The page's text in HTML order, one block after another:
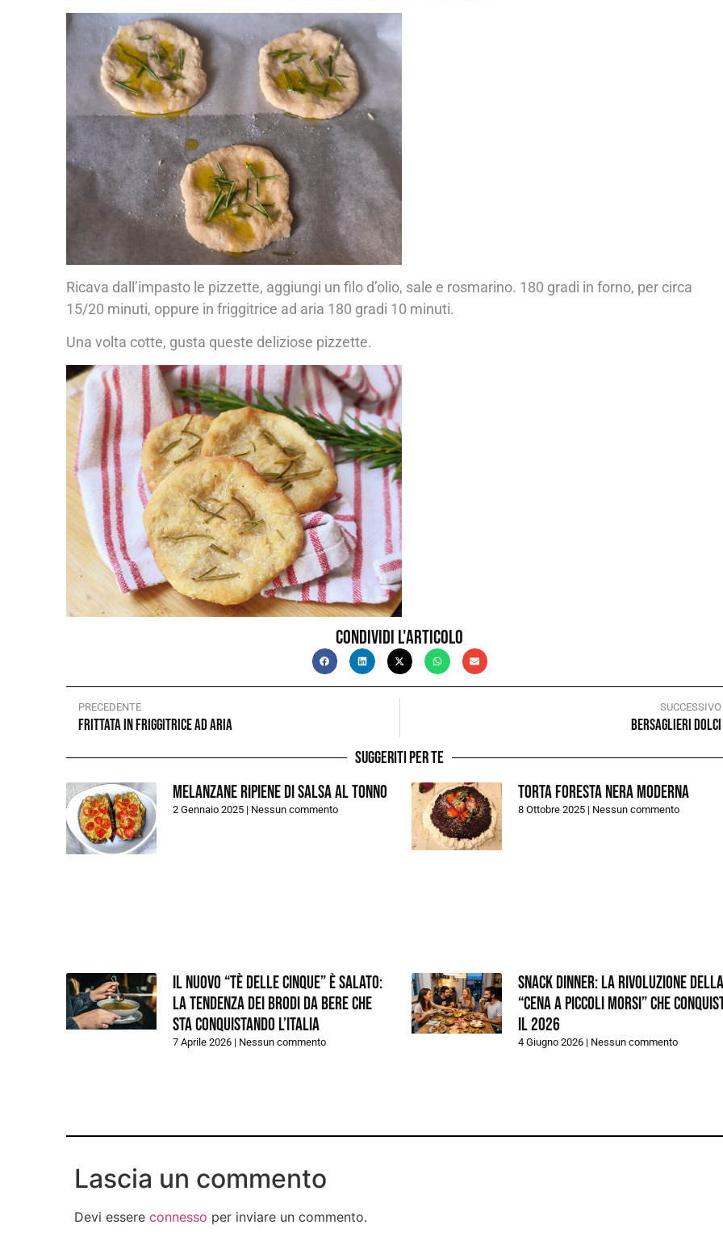
Ricava dall’impasto le pizzette, aggiungi un filo d’olio, sale e rosmarino. 180 gradi in forno, per circa
15/20 minuti, oppure in friggitrice ad aria 180 gradi 10 minuti.
Una volta cotte, gusta queste deliziose pizzette.
Condividi l'articolo
PRECEDENTE
Frittata in friggitrice ad aria
SUCCESSIVO
Bersaglieri dolci
Suggeriti per te
Melanzane ripiene di salsa al tonno
2 Gennaio 2025 Nessun commento
Torta foresta nera moderna
8 Ottobre 2025 Nessun commento
Il nuovo “tè delle cinque” è salato:
la tendenza dei brodi da bere che
sta conquistando l’Italia
7 Aprile 2026 Nessun commento
Snack dinner: la rivoluzione della
“cena a piccoli morsi” che
il 2026
4 Giugno 2026 Nessun commento
Lascia un commento
Devi essere connesso per inviare un commento.